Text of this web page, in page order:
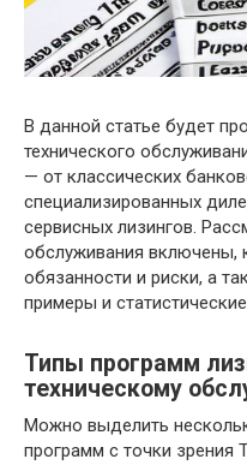
В данной статье будет
технического
— от классических
специализированных
сервисных лизингов.
обслуживания включены,
обязанности и риски, а
примеры и
Типы программ
техническому
Можно выделить
программ с точки зрения